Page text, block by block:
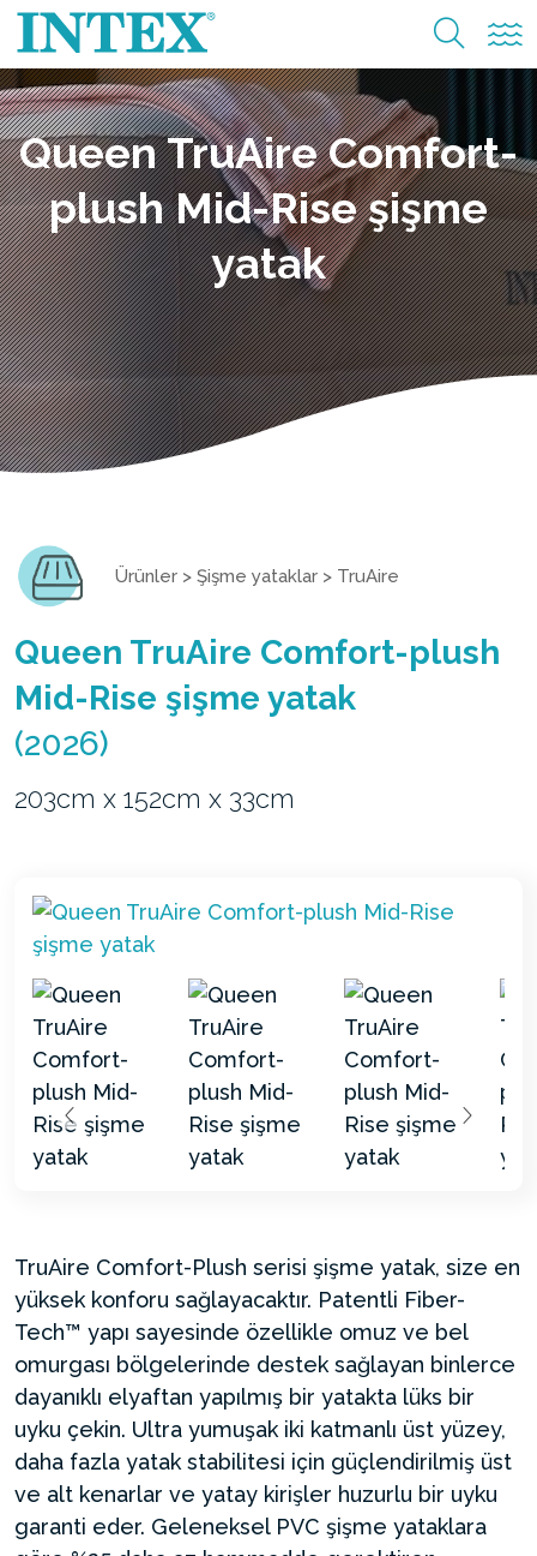
Queen TruAire Comfort-
plush Mid-Rise şişme
yatak
Ürünler > Şişme yataklar > TruAire
Queen TruAire Comfort-plush
Mid-Rise şişme yatak
(2026)
203cm x 152cm x 33cm
TruAire Comfort-Plush serisi şişme yatak, size en
yüksek konforu sağlayacaktır. Patentli Fiber-
Tech™ yapı sayesinde özellikle omuz ve bel
omurgası bölgelerinde destek sağlayan binlerce
dayanıklı elyaftan yapılmış bir yatakta lüks bir
uyku çekin. Ultra yumuşak iki katmanlı üst yüzey,
daha fazla yatak stabilitesi için güçlendirilmiş üst
ve alt kenarlar ve yatay kirişler huzurlu bir uyku
garanti eder. Geleneksel PVC şişme yataklara